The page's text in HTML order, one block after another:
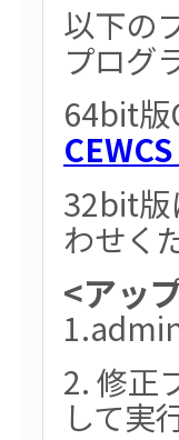
以下の
プログ
64bit
32bit版
わせく
<アッ
2. 修正
して実